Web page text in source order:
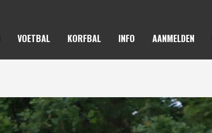
VOETBAL KORFBAL INFO AANMELDEN